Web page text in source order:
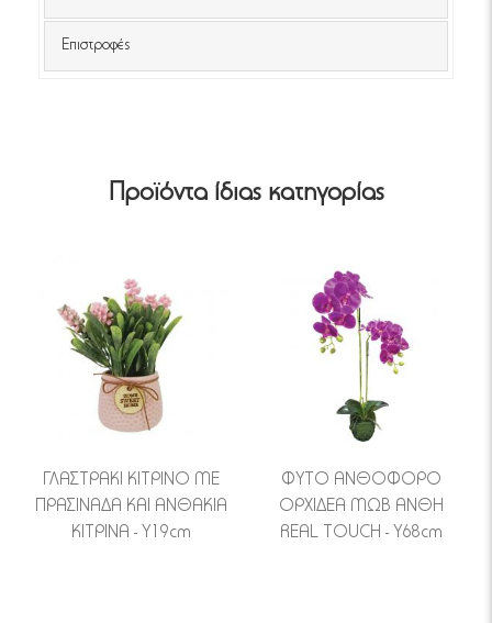
Επιστροφές
Προϊόντα ίδιας κατηγορίας
ΓΛΑΣΤΡΑΚΙ ΚΙΤΡΙΝΟ ΜΕ
ΠΡΑΣΙΝΑΔΑ ΚΑΙ ΑΝΘΑΚΙΑ
ΚΙΤΡΙΝΑ - Υ19cm
ΦΥΤΟ ΑΝΘΟΦΟΡΟ
ΟΡΧΙΔΕΑ ΜΩΒ ΑΝΘΗ
REAL TOUCH - Υ68cm